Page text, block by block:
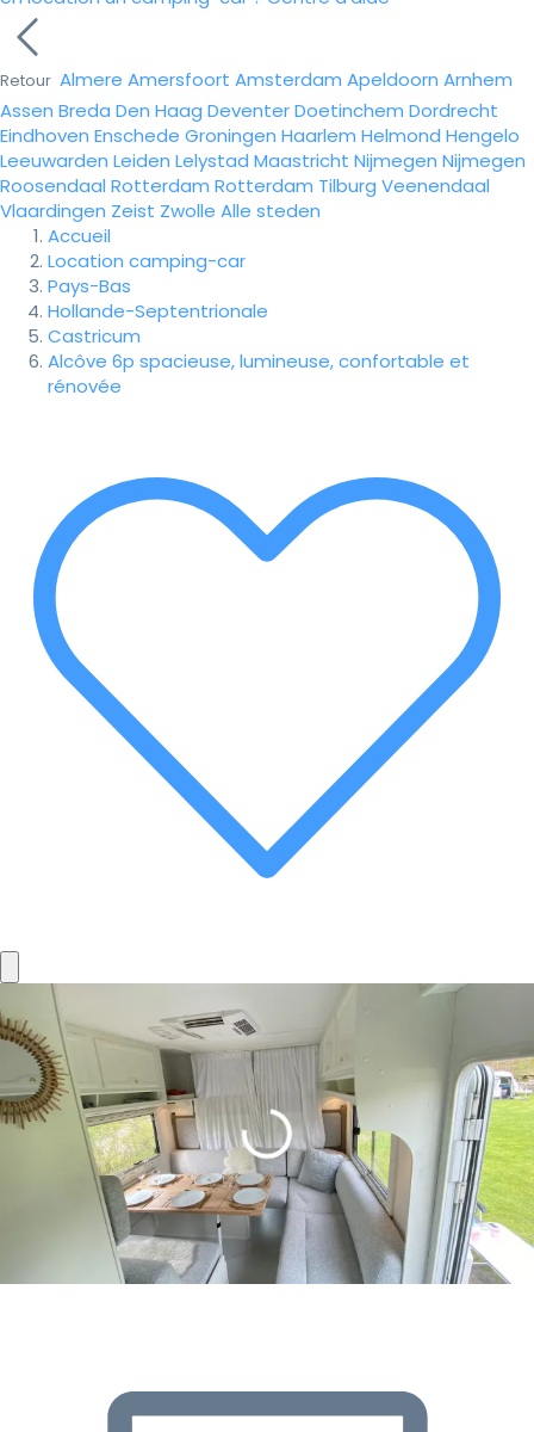
Retour Almere Amersfoort Amsterdam Apeldoorn Arnhem
Assen Breda Den Haag DeventerDoetinchem Dordrecht
Eindhoven Enschede Groningen Haarlem Helmond Hengelo
Leeuwarden Leiden Lelystad Maastricht Nijmegen Nijmegen
Roosendaal Rotterdam Rotterdam Tilburg Veenendaal
Vlaardingen Zeist Zwolle Alle steden
Accueil
Location camping-car
Pays-Bas
Hollande-Septentrionale
Castricum
Alcôve 6p spacieuse, lumineuse, confortable et
rénovée